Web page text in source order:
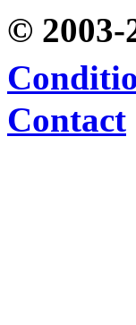
© 2003-
Contact